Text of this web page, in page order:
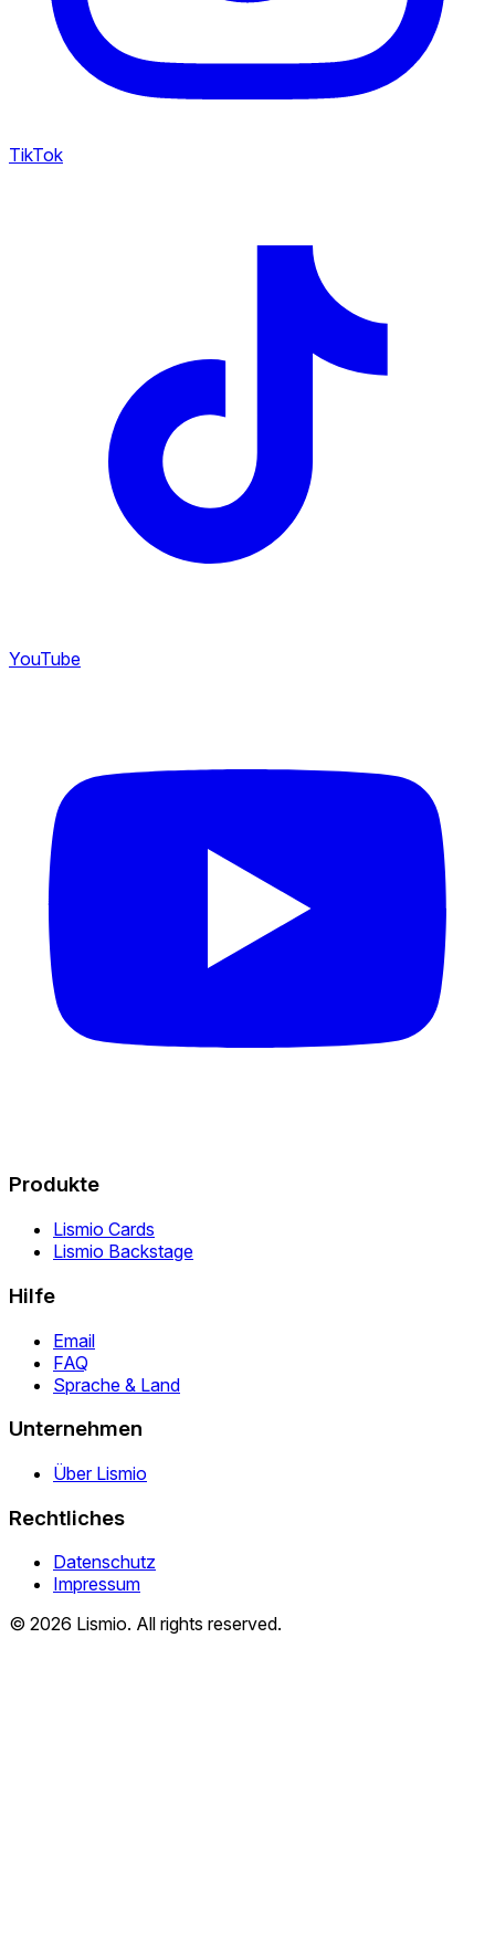
TikTok
YouTube
Produkte
Lismio Cards
Lismio Backstage
Hilfe
Email
FAQ
Sprache & Land
Unternehmen
Über Lismio
Rechtliches
Datenschutz
Impressum
© 2026 Lismio. All rights reserved.